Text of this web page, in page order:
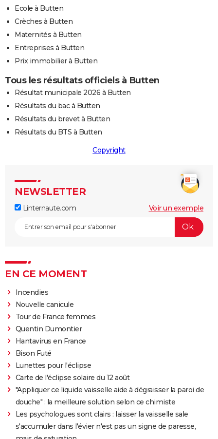
Ecole à Butten
Crèches à Butten
Maternités à Butten
Entreprises à Butten
Prix immobilier à Butten
Tous les résultats officiels à Butten
Résultat municipale 2026 à Butten
Résultats du bac à Butten
Résultats du brevet à Butten
Résultats du BTS à Butten
Copyright
NEWSLETTER
Linternaute.com Voir un exemple
EN CE MOMENT
Incendies
Nouvelle canicule
Tour de France femmes
Quentin Dumontier
Hantavirus en France
Bison Futé
Lunettes pour l'éclipse
Carte de l'éclipse solaire du 12 août
"Appliquer ce liquide vaisselle aide à dégraisser la paroi de
douche" : la meilleure solution selon ce chimiste
Les psychologues sont clairs : laisser la vaisselle sale
s'accumuler dans l'évier n'est pas un signe de paresse,